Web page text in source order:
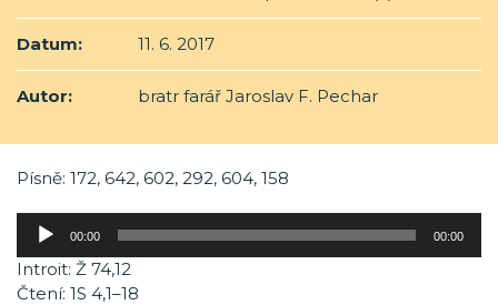
Datum: 11. 6. 2017
Autor: bratr farář Jaroslav F. Pechar
Písně: 172, 642, 602, 292, 604, 158
Audio
00:00 00:00
Introit: Ž 74,12
Čtení: 1S 4,1–18